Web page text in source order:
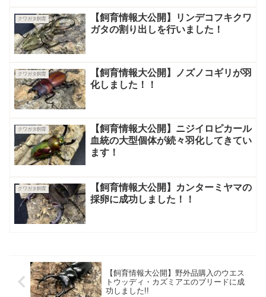
クワガタ飼育
【飼育情報大公開】リンデコフキクワ
ガタの割り出しを行いました！
クワガタ飼育
【飼育情報大公開】ノズノコギリが羽
化しました！！
クワガタ飼育
【飼育情報大公開】ニジイロピカール
血統の大型個体が続々羽化してきてい
ます！
クワガタ飼育
【飼育情報大公開】カンターミヤマの
採卵に成功しました！！
【飼育情報大公開】野外品購入のウエス
トウッディ・カズミアエのブリードに成
功しました!!